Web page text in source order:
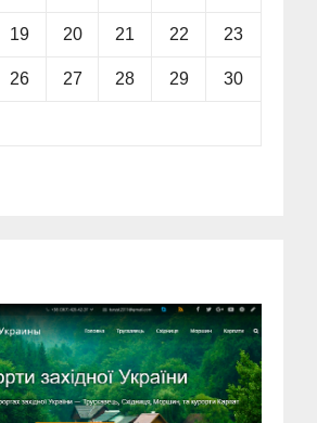
19 20 21 22 23
26 27 28 29 30